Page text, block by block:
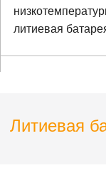
литиевая
Литиевая